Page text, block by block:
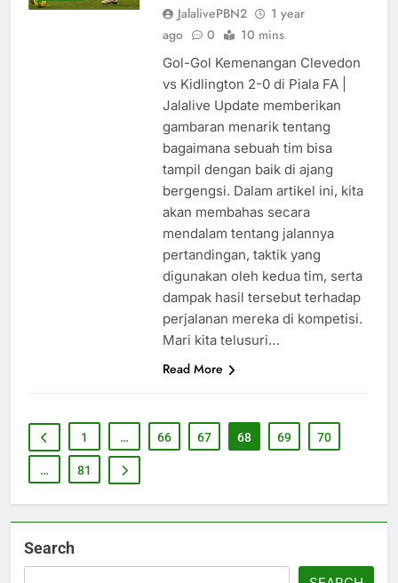
JalalivePBN2
1 year
ago
0 10 mins
Gol-Gol Kemenangan Clevedon
vs Kidlington 2-0 di Piala FA |
Jalalive Update memberikan
gambaran menarik tentang
bagaimana sebuah tim bisa
tampil dengan baik di ajang
bergengsi. Dalam artikel ini, kita
akan membahas secara
mendalam tentang jalannya
pertandingan, taktik yang
digunakan oleh kedua tim, serta
dampak hasil tersebut terhadap
perjalanan mereka di kompetisi.
Mari kita telusuri…
Read More
1 … 66 67 68 69 70
… 81
Search